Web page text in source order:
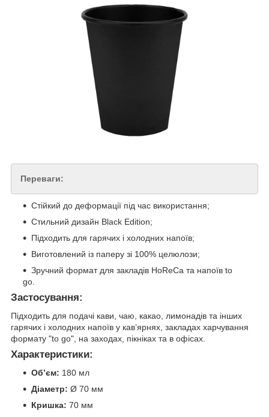
Переваги:
Стійкий до деформації під час використання;
Стильний дизайн Black Edition;
Підходить для гарячих і холодних напоїв;
Виготовлений із паперу зі 100% целюлози;
Зручний формат для закладів HoReCa та напоїв to
go.
Застосування:
Підходить для подачі кави, чаю, какао, лимонадів та інших
гарячих і холодних напоїв у кав’ярнях, закладах харчування
формату "to go", на заходах, пікніках та в офісах.
Характеристики:
Обʼєм: 180 мл
Діаметр: Ø 70 мм
Кришка: 70 мм